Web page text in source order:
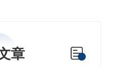
章